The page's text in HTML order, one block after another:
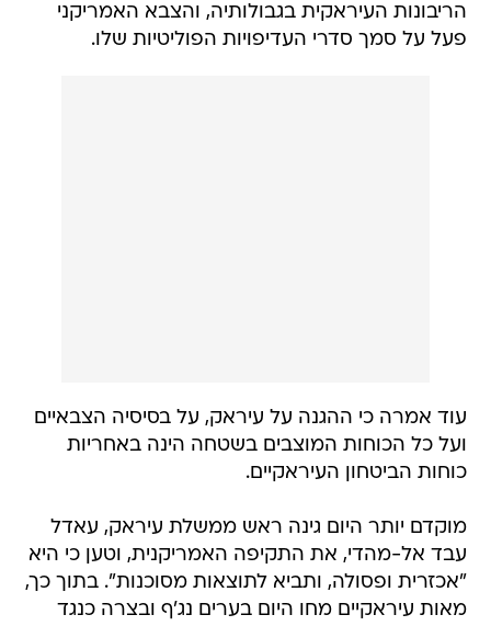
הריבונות העיראקית בגבולותיה, והצבא האמריקני
פעל על סמך סדרי העדיפויות הפוליטיות שלו.
עוד אמרה כי ההגנה על עיראק, על בסיסיה הצבאיים
ועל כל הכוחות המוצבים בשטחה הינה באחריות
כוחות הביטחון העיראקיים.
מוקדם יותר היום גינה ראש ממשלת עיראק, עאדל
עבד אל-מהדי, את התקיפה האמריקנית, וטען כי היא
"אכזרית ופסולה, ותביא לתוצאות מסוכנות". בתוך כך,
מאות עיראקיים מחו היום בערים נג'ף ובצרה כנגד